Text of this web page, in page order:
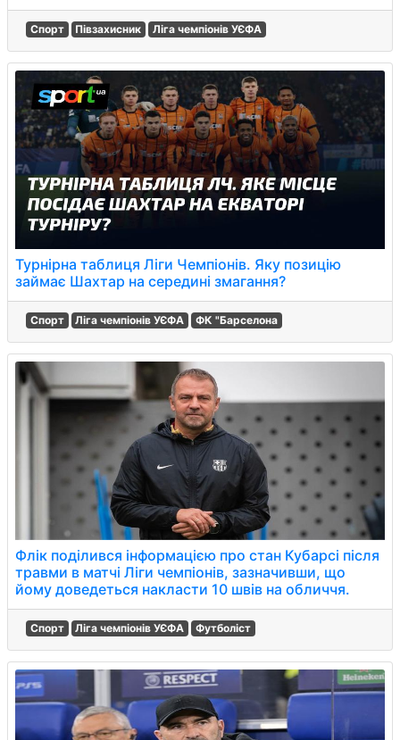
Спорт Півзахисник Ліга чемпіонів УЄФА
Турнірна таблиця Ліги Чемпіонів. Яку позицію
займає Шахтар на середині змагання?
Спорт Ліга чемпіонів УЄФА ФК "Барселона
Флік поділився інформацією про стан Кубарсі після
травми в матчі Ліги чемпіонів, зазначивши, що
йому доведеться накласти 10 швів на обличчя.
Спорт Ліга чемпіонів УЄФА Футболіст